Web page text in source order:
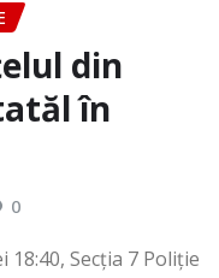
din
în
0
18:40, Secția 7 Poliție